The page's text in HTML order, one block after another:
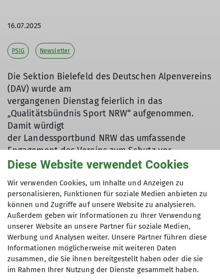
16.07.2025
PSIG Newsletter
Die Sektion Bielefeld des Deutschen Alpenvereins
(DAV) wurde am
vergangenen Dienstag feierlich in das
„Qualitätsbündnis Sport NRW“ aufgenommen.
Damit würdigt
der Landessportbund NRW das umfassende
Engagement des Vereins zum Schutz vor
sexualisierter
Die Aufnahme in das Bündnis setzt die
konsequente Umsetzung eines umfangreichen
Präventionskonzepts voraus – ein Prozess, den
die DAV Sektion Bielefeld mit großem
ehrenamtlichen
Einsatz erfolgreich gestaltet hat. Zu den erfüllten
Kriterien zählen unter anderem die Ergänzung
der
Diese Website verwendet Cookies
Wir verwenden Cookies, um Inhalte und Anzeigen zu
personalisieren, Funktionen für soziale Medien anbieten zu
können und Zugriffe auf unsere Website zu analysieren.
Außerdem geben wir Informationen zu Ihrer Verwendung
unserer Website an unsere Partner für soziale Medien,
Werbung und Analysen weiter. Unsere Partner führen diese
Informationen möglicherweise mit weiteren Daten
zusammen, die Sie ihnen bereitgestellt haben oder die sie
im Rahmen Ihrer Nutzung der Dienste gesammelt haben.